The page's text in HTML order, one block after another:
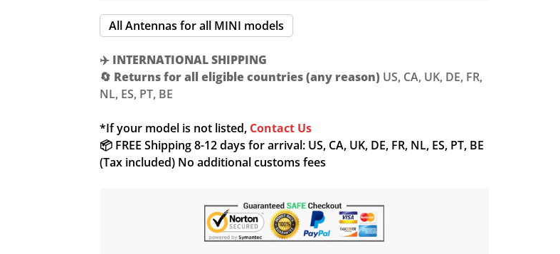
All Antennas for all MINI models
✈️ INTERNATIONAL SHIPPING
🔄 Returns for all eligible countries (any reason) US, CA, UK, DE, FR,
NL, ES, PT, BE
*If your model is not listed, Contact Us
📦 FREE Shipping 8-12 days for arrival: US, CA, UK, DE, FR, NL, ES, PT, BE
(Tax included) No additional customs fees